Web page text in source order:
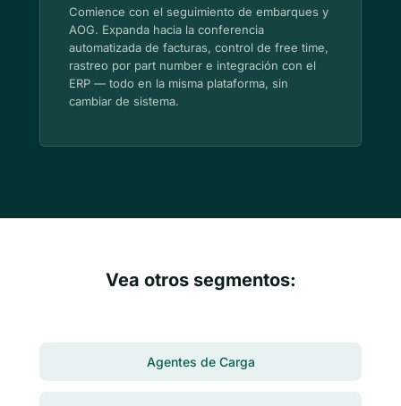
Comience con el seguimiento de embarques y
AOG. Expanda hacia la conferencia
automatizada de facturas, control de free time,
rastreo por part number e integración con el
ERP — todo en la misma plataforma, sin
cambiar de sistema.
Vea otros segmentos:
Agentes de Carga